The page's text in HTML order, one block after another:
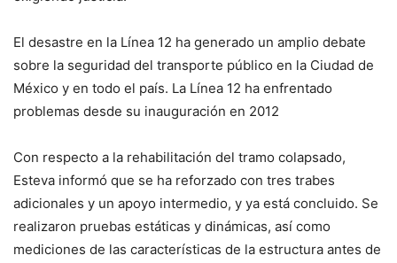
El desastre en la Línea 12 ha generado un amplio debate
sobre la seguridad del transporte público en la Ciudad de
México y en todo el país. La Línea 12 ha enfrentado
problemas desde su inauguración en 2012
Con respecto a la rehabilitación del tramo colapsado,
Esteva informó que se ha reforzado con tres trabes
adicionales y un apoyo intermedio, y ya está concluido. Se
realizaron pruebas estáticas y dinámicas, así como
mediciones de las características de la estructura antes de